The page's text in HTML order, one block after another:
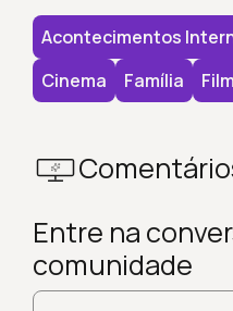
Acontecimentos
Cinema
Família
Entre na
comunidade